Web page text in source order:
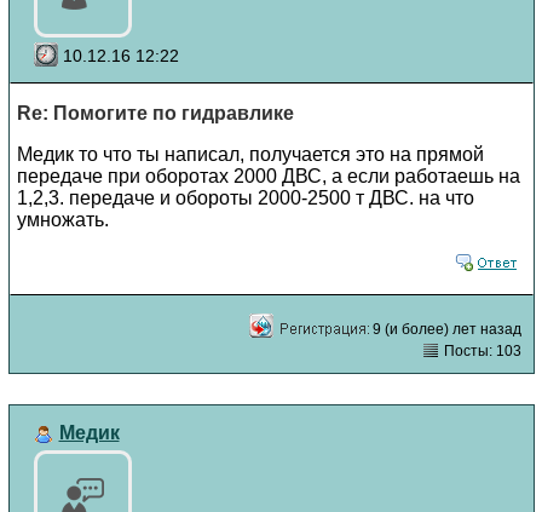
10.12.16 12:22
Re: Помогите по гидравлике
Медик то что ты написал, получается это на прямой
передаче при оборотах 2000 ДВС, а если работаешь на
1,2,3. передаче и обороты 2000-2500 т ДВС. на что
умножать.
9 (и более) лет назад
Посты: 103
Медик